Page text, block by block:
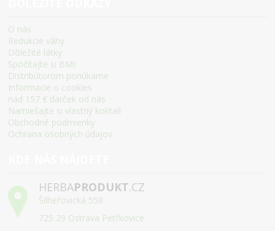
O nás
Redukcie váhy
Dôležité látky
Spočítajte si BMI
Distribútorom ponúkame
Informacie o cookies
nad 157 € darček od nás
Namiešajte si vlastný koktail
Obchodné podmienky
Ochrana osobných údajov
HERBAPRODUKT.CZ
Šilheřovická 558
725 29 Ostrava Petřkovice